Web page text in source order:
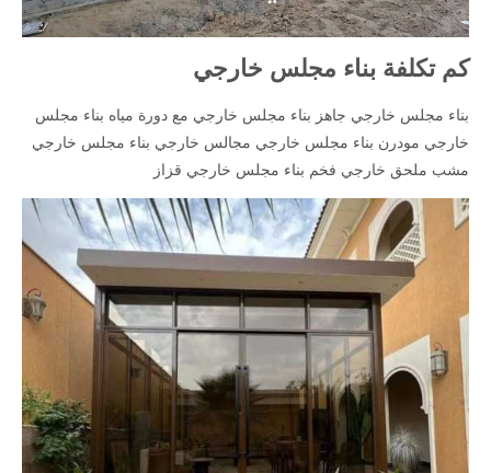
كم تكلفة بناء مجلس خارجي
بناء مجلس خارجي جاهز بناء مجلس خارجي مع دورة مياه بناء مجلس
خارجي مودرن بناء مجلس خارجي مجالس خارجي بناء مجلس خارجي
مشب ملحق خارجي فخم بناء مجلس خارجي قزاز